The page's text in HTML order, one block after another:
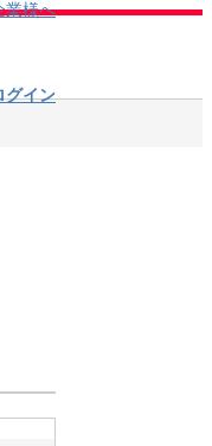
業様へ
グイン